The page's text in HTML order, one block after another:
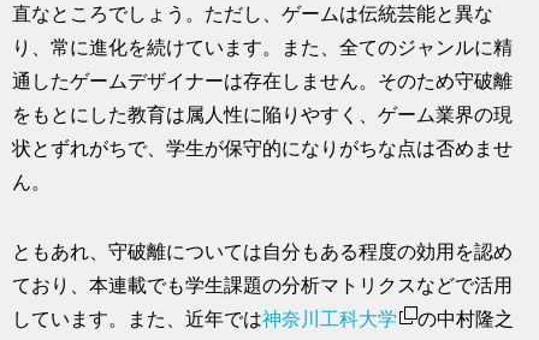
直なところでしょう。ただし、ゲームは伝統芸能と異な
り、常に進化を続けています。また、全てのジャンルに精
通したゲームデザイナーは存在しません。そのため守破離
をもとにした教育は属人性に陥りやすく、ゲーム業界の現
状とずれがちで、学生が保守的になりがちな点は否めませ
ん。
ともあれ、守破離については自分もある程度の効用を認め
ており、本連載でも学生課題の分析マトリクスなどで活用
しています。また、近年では神奈川工科大学
の中村隆之